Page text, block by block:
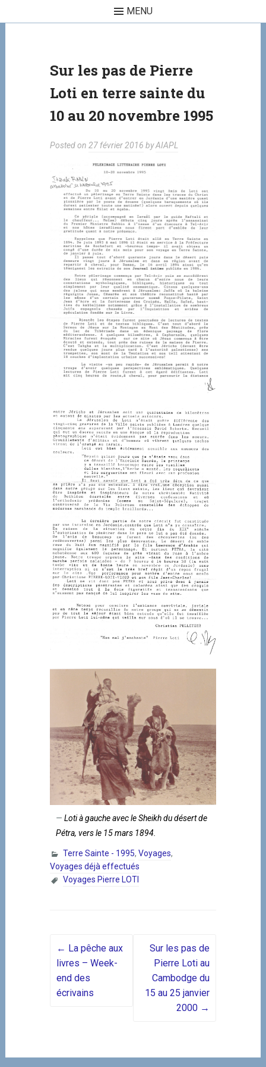
MENU
Sur les pas de Pierre
Loti en terre sainte du
10 au 20 novembre 1995
Posted on 27 février 2016 byAIAPL
Loti à gauche avec le Sheikh du désert de
Pétra, vers le 15 mars 1894.
Terre Sainte - 1995, Voyages,
Voyages déjà effectués
Voyages Pierre LOTI
Post navigation
← La pêche aux
livres – Week-
end des
écrivains
Sur les pas de
Pierre Loti au
Cambodge du
15 au 25 janvier
2000 →